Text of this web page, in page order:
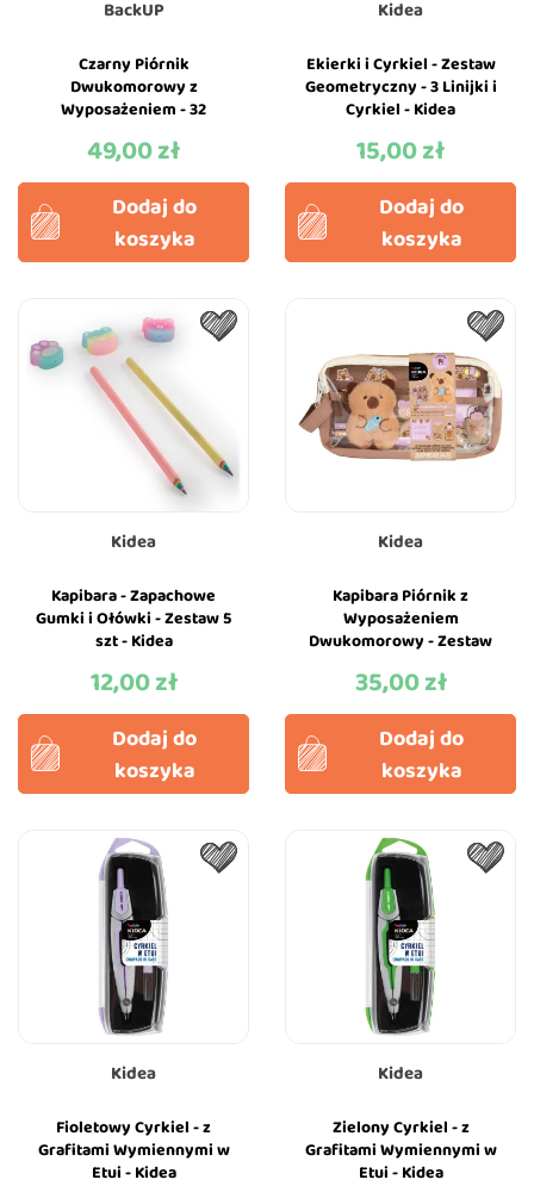
BackUP
Czarny Piórnik
Dwukomorowy z
Wyposażeniem - 32
- BackUP
Cena
49,00 zł
Dodaj do
koszyka
Kidea
Ekierki i Cyrkiel - Zestaw
Geometryczny - 3 Linijki i
Cyrkiel - Kidea
Cena
15,00 zł
Dodaj do
koszyka
Kidea
Kapibara - Zapachowe
Gumki i Ołówki - Zestaw 5
szt - Kidea
Cena
12,00 zł
Dodaj do
koszyka
Kidea
Kapibara Piórnik z
Wyposażeniem
Dwukomorowy - Zestaw
Cena
35,00 zł
Dodaj do
koszyka
Kidea
Fioletowy Cyrkiel - z
Grafitami Wymiennymi w
Etui - Kidea
Kidea
Zielony Cyrkiel - z
Grafitami Wymiennymi w
Etui - Kidea